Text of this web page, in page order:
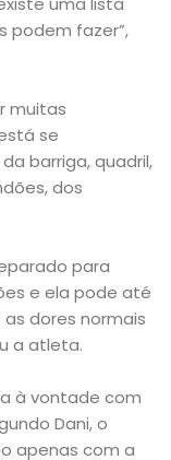
podem fazer”,
muitas
se
barriga, quadril,
dos
para
e ela pode até
dores normais
a atleta.
à vontade com
Dani, o
apenas com a